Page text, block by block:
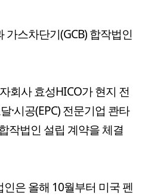
스차단기(GCB) 합작법인
회사 효성HICO가 현지 전
·시공(EPC) 전문기업 콴타
작법인 설립 계약을 체결
은 올해 10월부터 미국 펜